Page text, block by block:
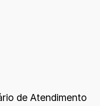
de Atendimento